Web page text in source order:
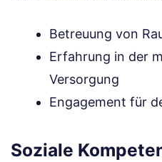
Betreuung von
Erfahrung in der
Versorgung
Engagement für
Soziale